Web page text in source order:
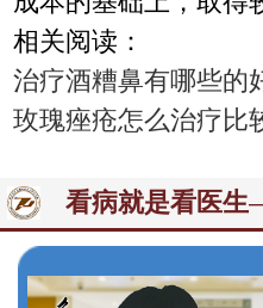
相关阅读：
治疗酒糟鼻有哪些的
玫瑰痤疮怎么治疗比
看病就是看医生